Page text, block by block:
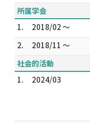
所属学会
1.
2018/02 ～
2.
2018/11 ～
社会的活動
1.
2024/03